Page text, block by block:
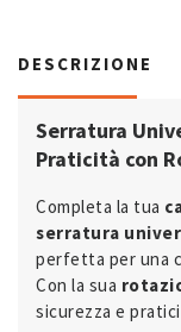
DESCRIZIONE
Serratura
Praticità con
Completa la tua
serratura
perfetta per una
Con la sua
sicurezza e